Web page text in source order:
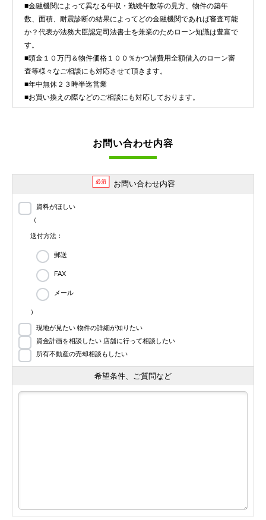
■金融機関によって異なる年収・勤続年数等の見方、物件の築年
数、面積、耐震診断の結果によってどの金融機関であれば審査可能
か？代表が法務大臣認定司法書士を兼業のためローン知識は豊富で
す。
■頭金１０万円＆物件価格１００％かつ諸費用全額借入のローン審
査等様々なご相談にも対応させて頂きます。
■年中無休２３時半迄営業
■お買い換えの際などのご相談にも対応しております。
お問い合わせ内容
必須 お問い合わせ内容
資料がほしい
（
送付方法：
郵送
FAX
メール
）
現地が見たい 物件の詳細が知りたい
資金計画を相談したい 店舗に行って相談したい
所有不動産の売却相談もしたい
希望条件、ご質問など